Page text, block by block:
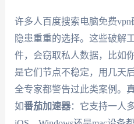
许多人百度搜索电脑免费
隐患重重的选择。这些破解
件，会窃取私人数据，比如
是它们节点不稳定，用几天
全专家都警告过此类案例。
如番茄加速器：它支持一人